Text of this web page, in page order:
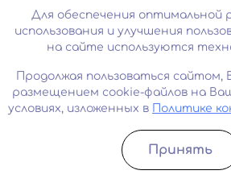
нарколог высшей категории с 40-
работы. Виталий Леонидович
«Начнем с того, что симптомы
подростковом возрасте (40–66%)
слабо выраженные
возникать без других, явных
Записатьcя
Для обеспечения оптимальной
использования и улучшения
на сайте используются
Продолжая пользоваться сайтом,
размещением cookie-файлов на
условиях, изложенных в
Политике
Принять